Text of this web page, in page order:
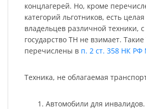
концлагерей. Но, кроме
категорий льготников, есть
владельцев различной техники,
государство ТН не взимает. Такие
перечислены в п. 2 ст. 358 НК
Техника, не облагаемая
Автомобили для инвалидов.